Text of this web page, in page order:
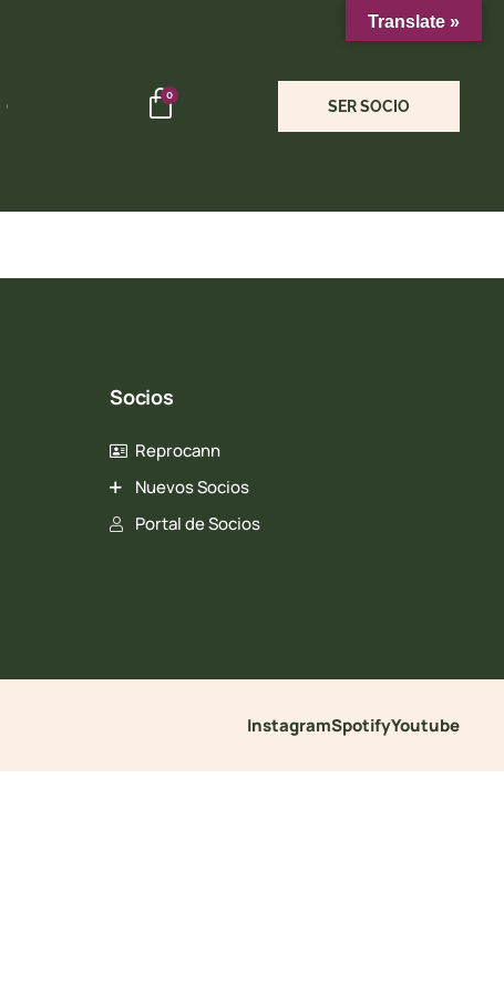
0
SER SOCIO
Socios
Reprocann
Nuevos Socios
Portal de Socios
InstagramSpotifyYoutube
Translate »